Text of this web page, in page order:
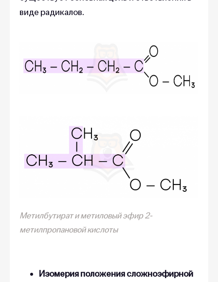
виде радикалов.
Метилбутират и метиловый эфир 2-
метилпропановой кислоты
Изомерия положения сложноэфирной